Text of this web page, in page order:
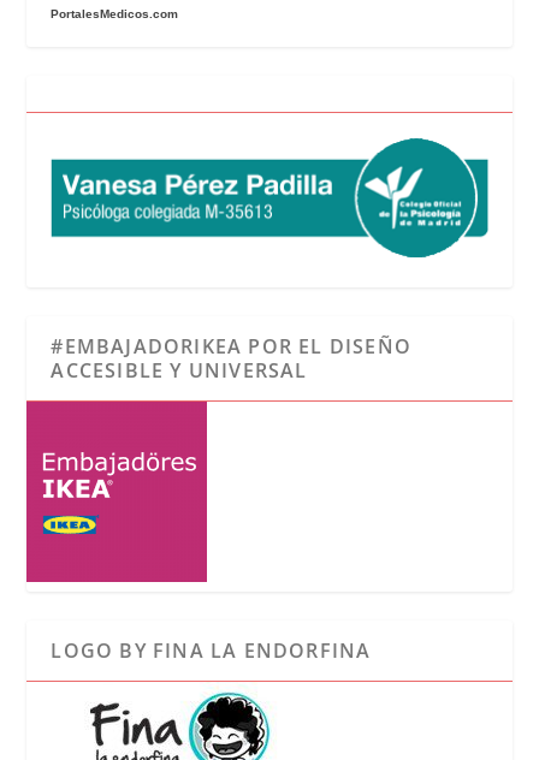
PortalesMedicos.com
#EMBAJADORIKEA POR EL DISEÑO
ACCESIBLE Y UNIVERSAL
LOGO BY FINA LA ENDORFINA